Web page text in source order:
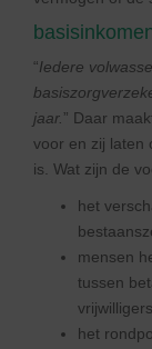
“Iedere
jaar. ” Daar
voor en zij laten
is. Wat zijn de
het
mensen
tussen
het